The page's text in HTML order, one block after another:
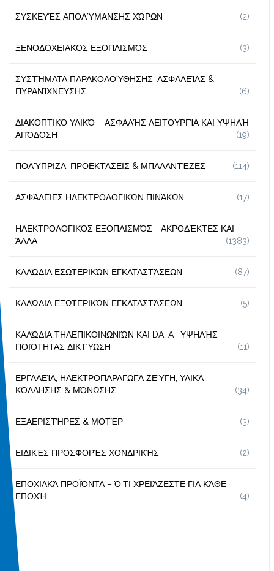
ΣΥΣΚΕΥΈΣ ΑΠΟΛΎΜΑΝΣΗΣ ΧΏΡΩΝ (2)
ΞΕΝΟΔΟΧΕΙΑΚΌΣ ΕΞΟΠΛΙΣΜΌΣ (3)
ΣΥΣΤΉΜΑΤΑ ΠΑΡΑΚΟΛΟΎΘΗΣΗΣ, ΑΣΦΑΛΕΊΑΣ &
ΠΥΡΑΝΊΧΝΕΥΣΗΣ
(6)
ΔΙΑΚΟΠΤΙΚΌ ΥΛΙΚΌ – ΑΣΦΑΛΉΣ ΛΕΙΤΟΥΡΓΊΑ ΚΑΙ ΥΨΗΛΉ
ΑΠΌΔΟΣΗ
(19)
ΠΟΛΎΠΡΙΖΑ, ΠΡΟΕΚΤΆΣΕΙΣ & ΜΠΑΛΑΝΤΈΖΕΣ (114)
ΑΣΦΆΛΕΙΕΣ ΗΛΕΚΤΡΟΛΟΓΙΚΏΝ ΠΙΝΆΚΩΝ (17)
ΗΛΕΚΤΡΟΛΟΓΙΚΌΣ ΕΞΟΠΛΙΣΜΌΣ - ΑΚΡΟΔΈΚΤΕΣ ΚΑΙ
ΆΛΛΑ
(1383)
ΚΑΛΏΔΙΑ ΕΣΩΤΕΡΙΚΏΝ ΕΓΚΑΤΑΣΤΆΣΕΩΝ (87)
ΚΑΛΏΔΙΑ ΕΞΩΤΕΡΙΚΏΝ ΕΓΚΑΤΑΣΤΆΣΕΩΝ (5)
ΚΑΛΏΔΙΑ ΤΗΛΕΠΙΚΟΙΝΩΝΙΏΝ ΚΑΙ DATA | ΥΨΗΛΉΣ
ΠΟΙΌΤΗΤΑΣ ΔΙΚΤΎΩΣΗ
(11)
ΕΡΓΑΛΕΊΑ, ΗΛΕΚΤΡΟΠΑΡΑΓΩΓΆ ΖΕΎΓΗ, ΥΛΙΚΆ
ΚΌΛΛΗΣΗΣ & ΜΌΝΩΣΗΣ
(34)
ΕΞΑΕΡΙΣΤΉΡΕΣ & ΜΟΤΈΡ (3)
ΕΙΔΙΚΈΣ ΠΡΟΣΦΟΡΈΣ ΧΟΝΔΡΙΚΉΣ (2)
ΕΠΟΧΙΑΚΆ ΠΡΟΪΌΝΤΑ – Ό,ΤΙ ΧΡΕΙΆΖΕΣΤΕ ΓΙΑ ΚΆΘΕ
ΕΠΟΧΉ
(4)